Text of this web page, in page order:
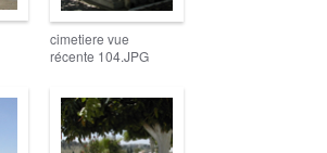
cimetiere vue
récente 104.JPG